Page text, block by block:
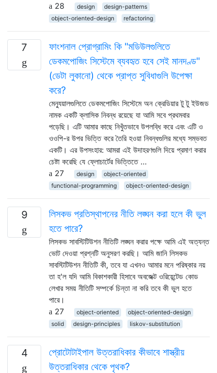
28
design
design-patterns
object-oriented-design
refactoring
7
ফাংশনাল প্রোগ্রামিং কি "মডিউলগুলিতে
ডেকমপোজিং সিস্টেমে ব্যবহৃত হবে সেই মানদণ্ড"
(ডেটা লুকানো) থেকে প্রাপ্ত সুবিধাগুলি উপেক্ষা
করে?
মেন্যুয়ালগুলিতে ডেকমপোজিং সিস্টেমে অন ক্রেডিয়ার টু টু ইউজড
নামক একটি ক্লাসিক নিবন্ধ রয়েছে যা আমি সবে প্রথমবার
পড়েছি। এটি আমার কাছে নিখুঁতভাবে উপলব্ধি করে এবং এটি ও
ওওপি-র উপর ভিত্তি করে তৈরি হওয়া নিবন্ধগুলির মধ্যে সম্ভবত
একটি। এর উপসংহার: আমরা এই উদাহরণগুলি দিয়ে প্রমাণ করার
চেষ্টা করেছি যে ফ্লোচার্টের ভিত্তিতে …
27
design
object-oriented
functional-programming
object-oriented-design
9
লিসকভ প্রতিস্থাপনের নীতি লঙ্ঘন করা হলে কী ভুল
হতে পারে?
লিসকভ সাবস্টিটিউশন নীতিটি লঙ্ঘন করার পক্ষে আমি এই অত্যন্ত
ভোট দেওয়া প্রশ্নটি অনুসরণ করছি। আমি জানি লিসকভ
সাবস্টিটিউশন নীতিটি কী, তবে যা এখনও আমার মনে পরিষ্কার নয়
তা হ'ল যদি আমি বিকাশকারী হিসাবে অবজেক্ট ওরিয়েন্টেড কোড
লেখার সময় নীতিটি সম্পর্কে চিন্তা না করি তবে কী ভুল হতে
পারে।
27
object-oriented
object-oriented-design
solid
design-principles liskov-substitution
4
প্রোটোটাইপাল উত্তরাধিকার কীভাবে শাস্ত্রীয়
উত্তরাধিকার থেকে পৃথক?